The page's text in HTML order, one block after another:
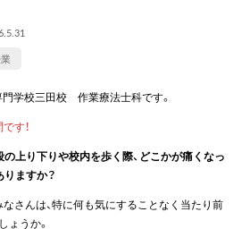
門学校三田校 作業療法士科です。
す！
上り下りや校内を歩く際、どこかが痛くなっ
ますか？
さんは、特に何も気にすることなく当たり前
ょうか。